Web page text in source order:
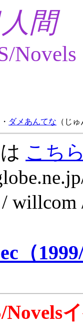
間
Novels
ダメあんてな （じ
こち
/
（